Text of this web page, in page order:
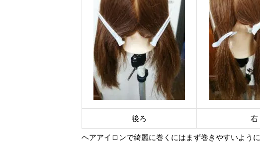
後ろ 右
ヘアアイロンで綺麗に巻くにはまず巻きやすいように